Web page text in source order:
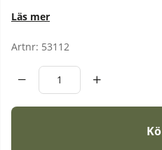
Läs mer
Artnr: 53112